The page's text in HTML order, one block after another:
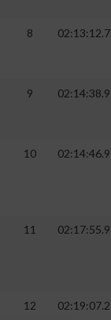
8 02:13:12.7
9 02:14:38.9
10 02:14:46.9
11 02:17:55.9
12 02:19:07.2